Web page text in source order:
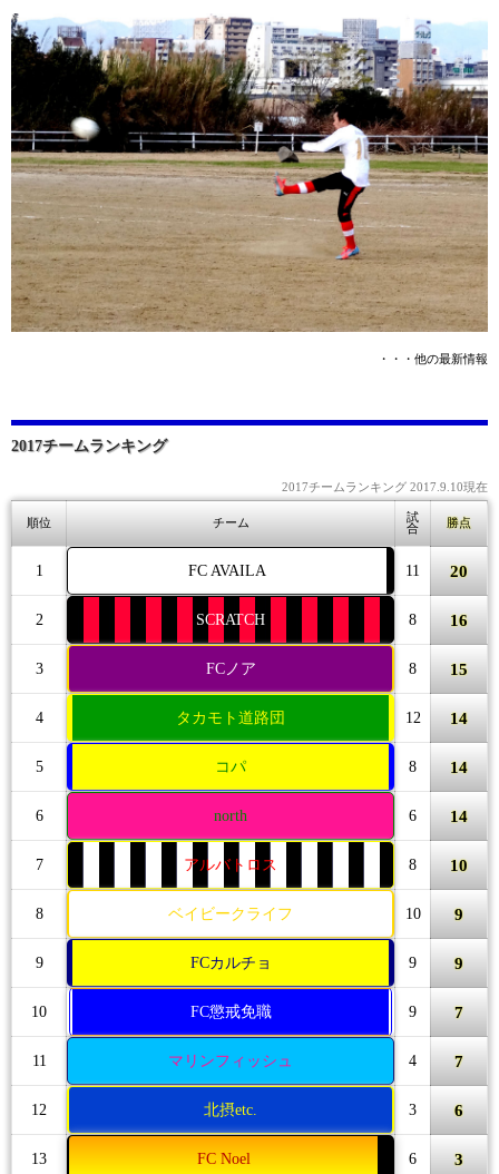
・・・他の最新情報
2017チームランキング
2017チームランキング 2017.9.10現在
順位 チーム
試
合
勝点
1 FC AVAILA 11 20
2 SCRATCH 8 16
3 FCノア 8 15
4 タカモト道路団 12 14
5 コパ 8 14
6 north 6 14
7 アルバトロス 8 10
8 ベイビークライフ 10 9
9 FCカルチョ 9 9
10 FC懲戒免職 9 7
11 マリンフィッシュ 4 7
12 北摂etc. 3 6
13 FC Noel 6 3